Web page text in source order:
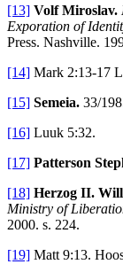
[13] Volf Miroslav.
Exporation of
Press. Nashville.
[14] Mark 2:13-17
[15] Semeia. 33/
[16] Luuk 5:32.
[17] Patterson
[18] Herzog II.
Ministry of
2000. s. 224.
[19] Matt 9:13.